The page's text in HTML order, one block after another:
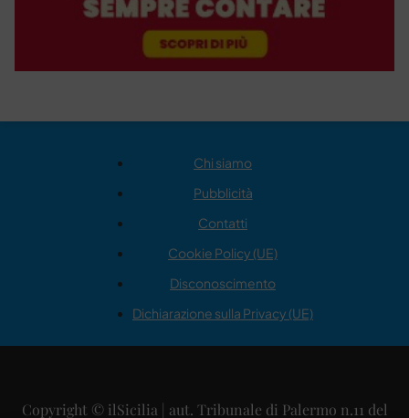
Chi siamo
Pubblicità
Contatti
Cookie Policy (UE)
Disconoscimento
Dichiarazione sulla Privacy (UE)
Copyright © ilSicilia | aut. Tribunale di Palermo n.11 del